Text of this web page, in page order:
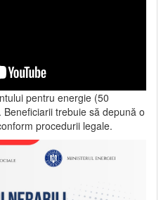
pentru energie (50
trebuie să depună o
procedurii legale.